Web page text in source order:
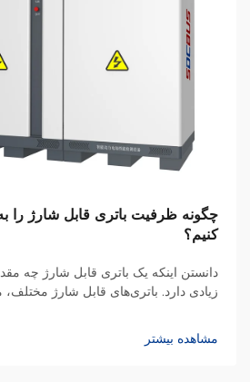
چگونه ظرفیت باتری قابل شارژ
کنیم؟
دانستن اینکه یک باتری قابل شارژ چه
زیادی دارد. باتری‌های قابل شارژ مختلف،
برای راه‌اندازی یک دستگاه فراهم کنند،
این موضوع به شما اطلاع می‌دهد که...
مشاهده بیشتر